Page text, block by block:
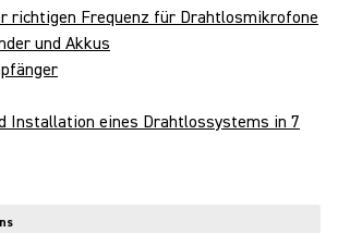
richtigen Frequenz für Drahtlosmikrofone
und Akkus
Installation eines Drahtlossystems in 7